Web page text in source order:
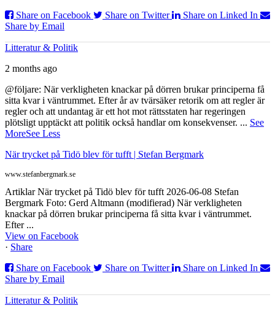
Share on Facebook
Share on Twitter
Share on Linked In
Share by Email
Litteratur & Politik
2 months ago
@följare: När verkligheten knackar på dörren brukar principerna få
sitta kvar i väntrummet. Efter år av tvärsäker retorik om att regler är
regler och att undantag är ett hot mot rättsstaten har regeringen
plötsligt upptäckt att politik också handlar om konsekvenser. ... See
MoreSee Less
När trycket på Tidö blev för tufft | Stefan Bergmark
www.stefanbergmark.se
Artiklar När trycket på Tidö blev för tufft 2026-06-08 Stefan
Bergmark Foto: Gerd Altmann (modifierad) När verkligheten
knackar på dörren brukar principerna få sitta kvar i väntrummet.
Efter ...
View on Facebook
· Share
Share on Facebook
Share on Twitter
Share on Linked In
Share by Email
Litteratur & Politik